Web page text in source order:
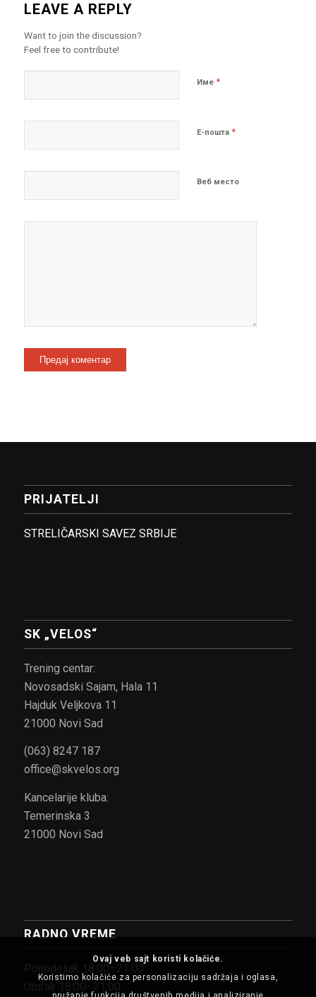
LEAVE A REPLY
Want to join the discussion?
Feel free to contribute!
Име *
Е-пошта *
Веб место
PRIJATELJI
STRELIČARSKI SAVEZ SRBIJE
SK „VELOS“
Trening centar:
Novosadski Sajam, Hala 11
Hajduk Veljkova 11
21000 Novi Sad
(063) 8247 187
office@skvelos.org
Kancelarije kluba:
Temerinska 3
21000 Novi Sad
RADNO VREME
Ovaj veb sajt koristi kolačiće.
Koristimo kolačiće za personalizaciju sadržaja i oglasa,